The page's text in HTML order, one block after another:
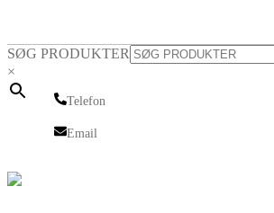
SØG PRODUKTER
×
Telefon
Email